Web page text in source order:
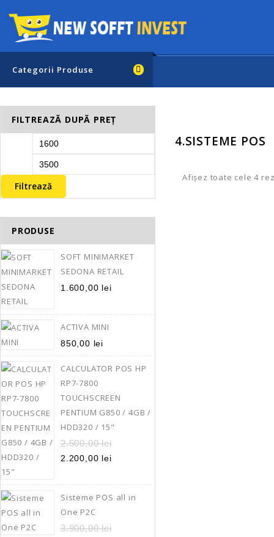
Categorii Produse
4.SISTEME POS
Afișez toate cele 4
FILTREAZĂ DUPĂ PREȚ
Filtrează
PRODUSE
SOFT MINIMARKET
SEDONA RETAIL
1.600,00 lei
ACTIVA MINI
850,00 lei
CALCULATOR POS HP
RP7-7800
TOUCHSCREEN
PENTIUM G850 / 4GB /
HDD320 / 15"
2.500,00lei
2.200,00 lei
Sisteme POS all in
One P2C
3.900,00lei